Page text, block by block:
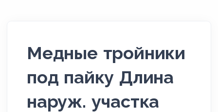
Медные тройники
под пайку Длина
наруж. участка